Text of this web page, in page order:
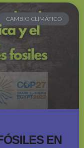
CAMBIO CLIMÁTICO
EN